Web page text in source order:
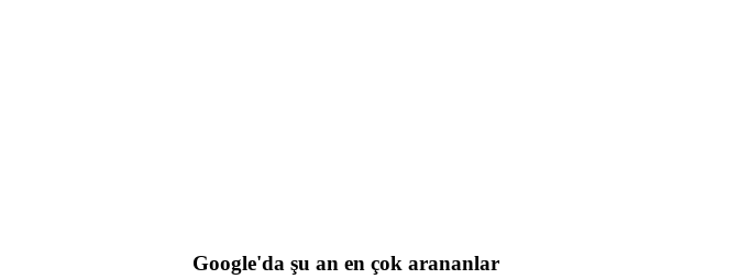
Google'da şu an en çok arananlar